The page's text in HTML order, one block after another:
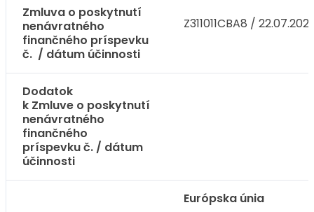
Zmluva o poskytnutí
nenávratného
finančného príspevku
č. / dátum účinnosti
Z311011CBA8 /
Dodatok
k Zmluve o poskytnutí
nenávratného
finančného
príspevku č. / dátum
účinnosti
Európska únia